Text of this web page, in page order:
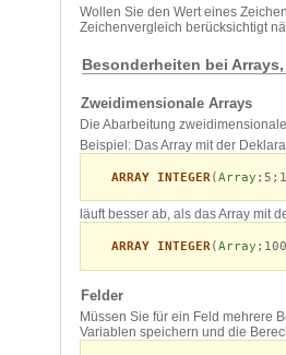
Wollen Sie den Wert eines
Zeichenvergleich berücksichtigt
Besonderheiten bei
Zweidimensionale Arrays
Die Abarbeitung
Beispiel: Das Array mit der
ARRAY INTEGER(Array
läuft besser ab, als das Array mit
ARRAY INTEGER( Array
Felder
Müssen Sie für ein Feld mehrere
Variablen speichern und die